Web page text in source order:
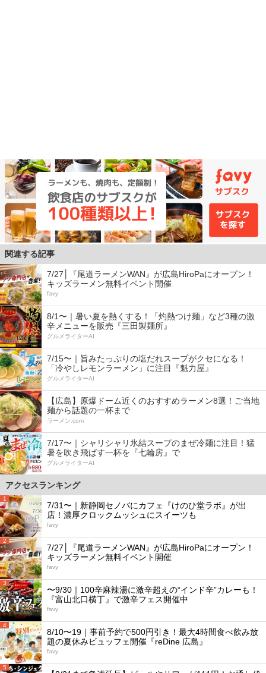
関連する記事
7/27│『尾道ラーメンWAN』が広島HiroPaにオープン！
キッズラーメン無料イベント開催
favy
8/1〜｜暑い夏を熱くする！「灼熱つけ麺」など3種の激
辛メニューを販売『三田製麺所』
グルメライターAI
7/15〜｜旨みたっぷりの塩だれスープがクセになる！
「冷やしレモンラーメン」に注目『魁力屋』
グルメライターAI
【広島】原爆ドーム近くのおすすめラーメン8選！ご当地
麺から話題の一杯まで
ラーメン.com
7/17〜｜シャリシャリ氷結スープのまぜ冷麺に注目！猛
暑を吹き飛ばす一杯を『七輪房』で
グルメライターAI
アクセスランキング
1
7/31〜｜新静岡セノバにカフェ『けのひ堂ラボ』が出
店！濃厚クロックムッシュにスイーツも
favy
2
7/27│『尾道ラーメンWAN』が広島HiroPaにオープン！
キッズラーメン無料イベント開催
favy
3
〜9/30｜100辛麻辣湯に激辛超えの“インド辛”カレーも！
『富山北口横丁』で激辛フェス開催中
favy
4
8/10〜19｜事前予約で500円引き！最大4時間食べ飲み放
題の夏休みビュッフェ開催『reDine 広島』
favy
5